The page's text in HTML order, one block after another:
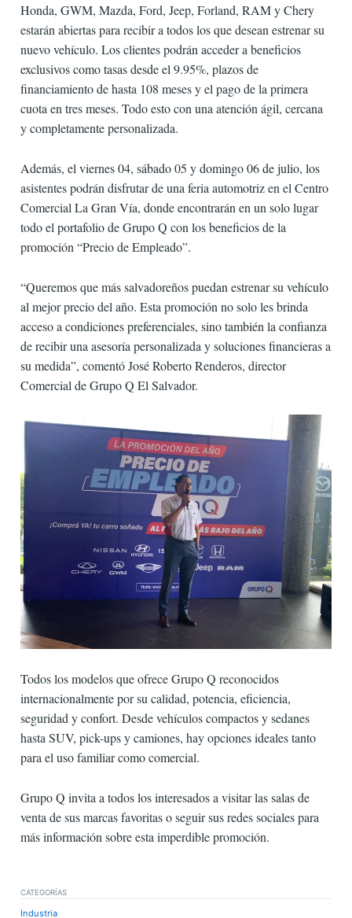
Honda, GWM, Mazda, Ford, Jeep, Forland, RAM y Chery
estarán abiertas para recibir a todos los que desean estrenar su
nuevo vehículo. Los clientes podrán acceder a beneficios
exclusivos como tasas desde el 9.95%, plazos de
financiamiento de hasta 108 meses y el pago de la primera
cuota en tres meses. Todo esto con una atención ágil, cercana
y completamente personalizada.
Además, el viernes 04, sábado 05 y domingo 06 de julio, los
asistentes podrán disfrutar de una feria automotriz en el Centro
Comercial La Gran Vía, donde encontrarán en un solo lugar
todo el portafolio de Grupo Q con los beneficios de la
promoción “Precio de Empleado”.
“Queremos que más salvadoreños puedan estrenar su vehículo
al mejor precio del año. Esta promoción no solo les brinda
acceso a condiciones preferenciales, sino también la confianza
de recibir una asesoría personalizada y soluciones financieras a
su medida”, comentó José Roberto Renderos, director
Comercial de Grupo Q El Salvador.
Todos los modelos que ofrece Grupo Q reconocidos
internacionalmente por su calidad, potencia, eficiencia,
seguridad y confort. Desde vehículos compactos y sedanes
hasta SUV, pick-ups y camiones, hay opciones ideales tanto
para el uso familiar como comercial.
Grupo Q invita a todos los interesados a visitar las salas de
venta de sus marcas favoritas o seguir sus redes sociales para
más información sobre esta imperdible promoción.
CATEGORÍAS
Industria